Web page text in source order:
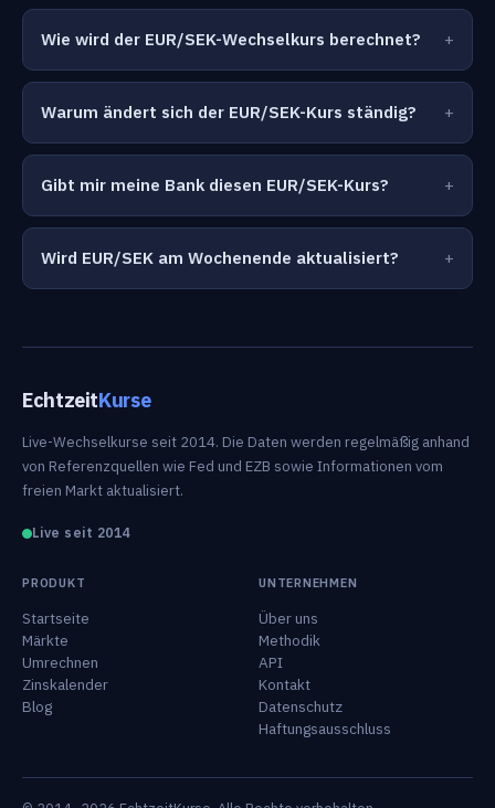
Wie wird der EUR/SEK-Wechselkurs berechnet?
Warum ändert sich der EUR/SEK-Kurs ständig?
Gibt mir meine Bank diesen EUR/SEK-Kurs?
Wird EUR/SEK am Wochenende aktualisiert?
EchtzeitKurse
Live-Wechselkurse seit 2014. Die Daten werden regelmäßig anhand
von Referenzquellen wie Fed und EZB sowie Informationen vom
freien Markt aktualisiert.
Live seit 2014
PRODUKT
Startseite
Märkte
Umrechnen
Zinskalender
Blog
UNTERNEHMEN
Über uns
Methodik
API
Kontakt
Datenschutz
Haftungsausschluss